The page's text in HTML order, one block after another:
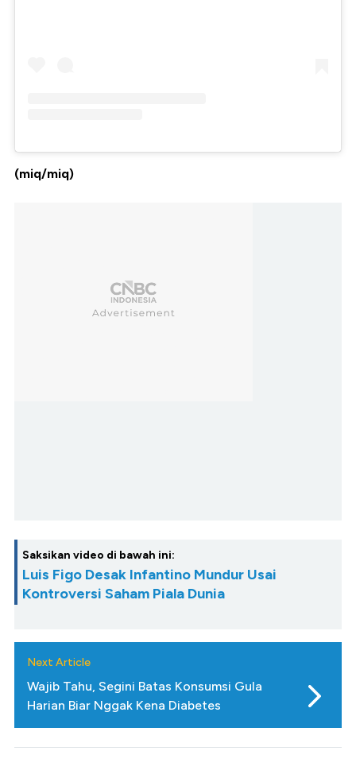
(miq/miq)
Saksikan video di bawah ini:
Luis Figo Desak Infantino Mundur Usai
Kontroversi Saham Piala Dunia
Next Article
Wajib Tahu, Segini Batas Konsumsi Gula
Harian Biar Nggak Kena Diabetes